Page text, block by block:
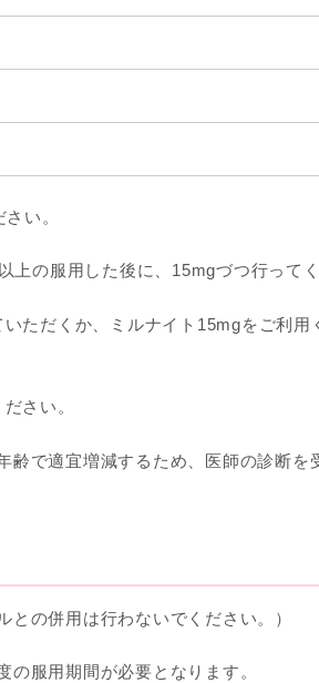
い。
の服用した後に、15mgづつ行ってく
ただくか、ミルナイト15mgをご利用
さい。
で適宜増減するため、医師の診断を
の併用は行わないでください。）
の服用期間が必要となります。